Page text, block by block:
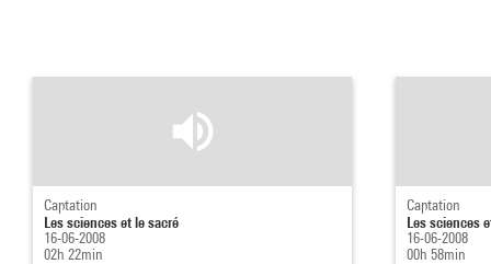
Captation
Les sciences et le sacré
16-06-2008
02h 22min
Captation
Les sciences
16-06-2008
00h 58min